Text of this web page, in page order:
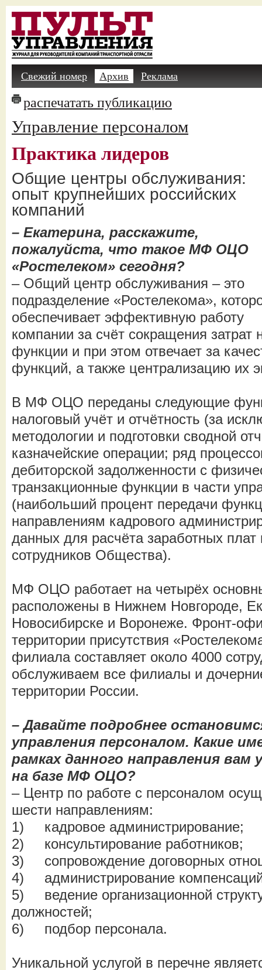
Свежий номер Архив Реклама
распечатать публикацию
Управление персоналом
Практика лидеров
Общие центры обслуживания:
опыт крупнейших российских
компаний
– Екатерина, расскажите,
пожалуйста, что такое МФ ОЦО
«Ростелеком» сегодня?
– Общий центр обслуживания – это
подразделение «Ростелекома»,
обеспечивает эффективную работу
компании за счёт сокращения
функции и при этом отвечает за
функций, а также централизацию их
В МФ ОЦО переданы следующие
налоговый учёт и отчётность (за
методологии и подготовки сводной
казначейские операции; ряд
дебиторской задолженности с
транзакционные функции в части
(наибольший процент передачи
направлениям кадрового
данных для расчёта заработных плат
сотрудников Общества).
МФ ОЦО работает на четырёх
расположены в Нижнем Новгороде,
Новосибирске и Воронеже. Фронт-
территории присутствия
филиала составляет около 4000
обслуживаем все филиалы и
территории России.
– Давайте подробнее
управления персоналом. Какие
рамках данного направления вам
на базе МФ ОЦО?
– Центр по работе с персоналом
шести направлениям:
1)
кадровое администрирование;
2)
консультирование работников;
3)
сопровождение договорных
4)
администрирование
5)
ведение организационной
должностей;
6)
подбор персонала.
Уникальной услугой в перечне